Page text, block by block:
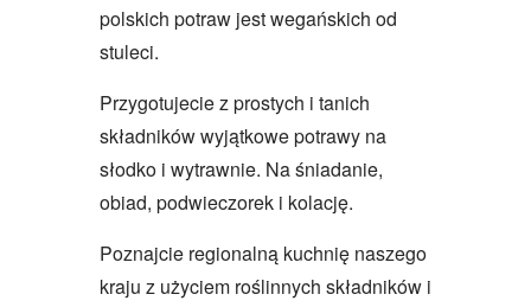
polskich potraw jest wegańskich od
stuleci.
Przygotujecie z prostych i tanich
składników wyjątkowe potrawy na
słodko i wytrawnie. Na śniadanie,
obiad, podwieczorek i kolację.
Poznajcie regionalną kuchnię naszego
kraju z użyciem roślinnych składników i